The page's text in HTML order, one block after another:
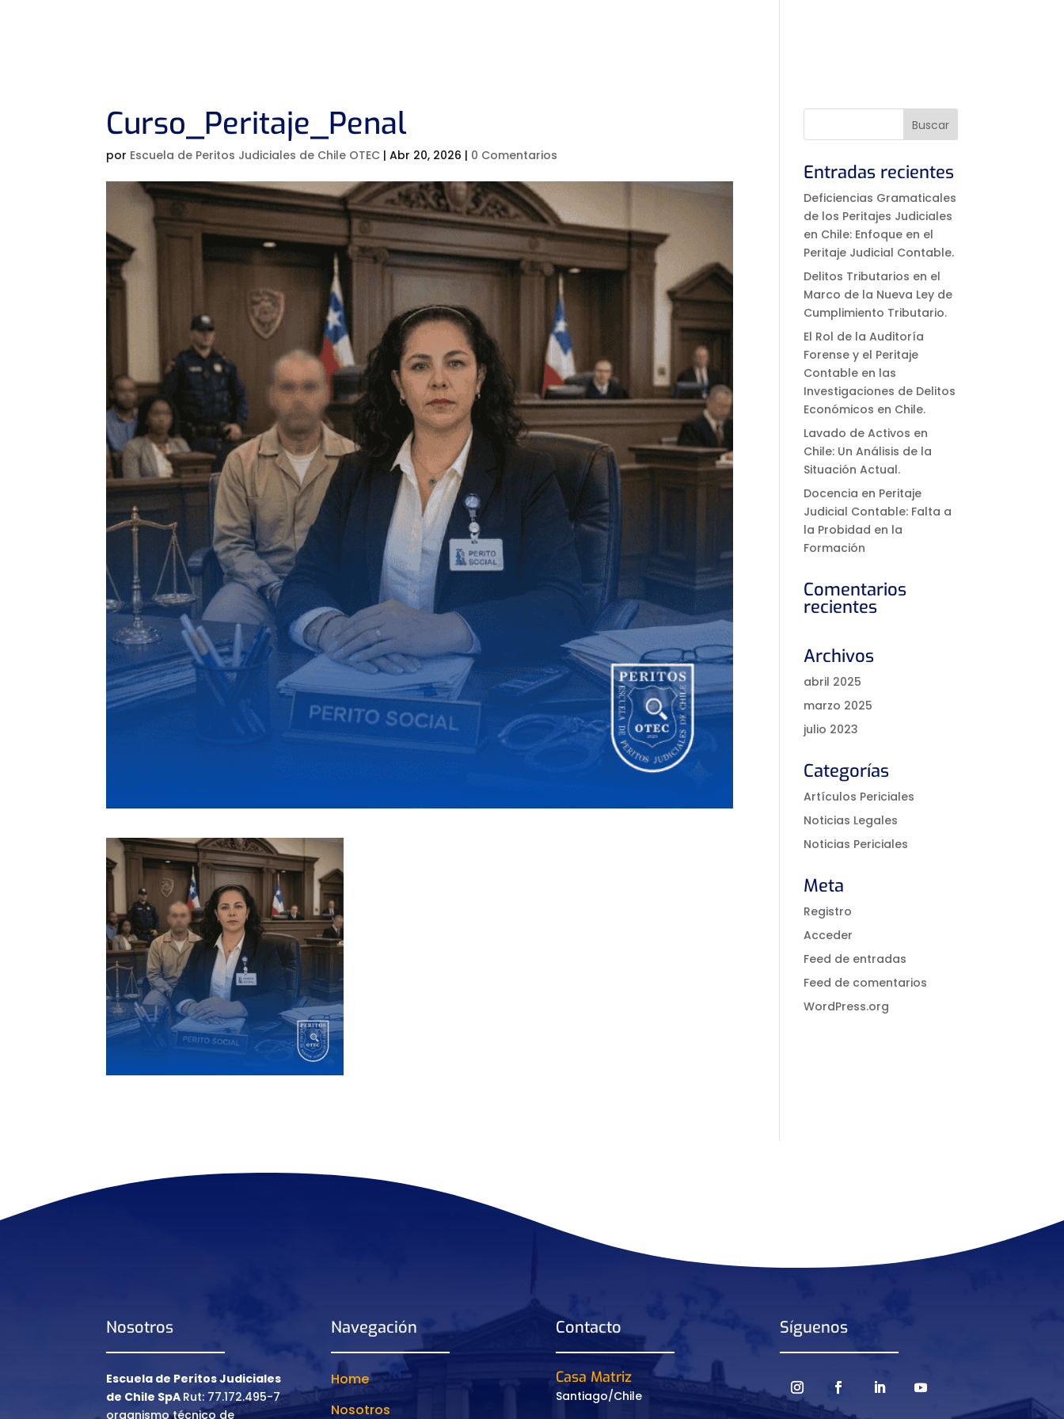
Curso_Peritaje_Penal
por Escuela de Peritos Judiciales de Chile OTEC |Abr 20, 2026 | 0 Comentarios
Entradas recientes
Deficiencias Gramaticales
de los Peritajes Judiciales
en Chile: Enfoque en el
Peritaje Judicial Contable.
Delitos Tributarios en el
Marco de la Nueva Ley de
Cumplimiento Tributario.
El Rol de la Auditoría
Forense y el Peritaje
Contable en las
Investigaciones de Delitos
Económicos en Chile.
Lavado de Activos en
Chile: Un Análisis de la
Situación Actual.
Docencia en Peritaje
Judicial Contable: Falta a
la Probidad en la
Formación
Comentarios
recientes
Archivos
abril 2025
marzo 2025
julio 2023
Categorías
Artículos Periciales
Noticias Legales
Noticias Periciales
Meta
Registro
Acceder
Feed de entradas
Feed de comentarios
WordPress.org
Nosotros
Escuela de Peritos Judiciales
de Chile SpA Rut: 77.172.495-7
organismo técnico de
Navegación
Home
Nosotros
Contacto
Casa Matriz
Santiago/Chile
Síguenos